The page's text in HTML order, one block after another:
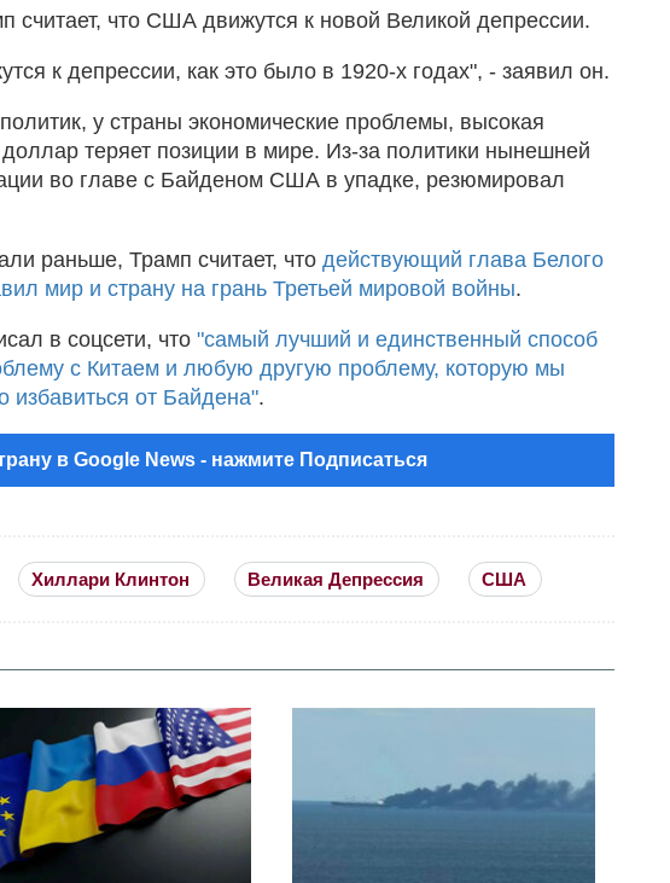
считает, что США движутся к новой Великой депрессии.
к депрессии, как это было в 1920-х годах", - заявил он.
у страны экономические проблемы, высокая
теряет позиции в мире. Из-за политики нынешней
во главе с Байденом США в упадке, резюмировал
раньше, Трамп считает, что действующий глава Белого
мир и страну на грань Третьей мировой войны.
в соцсети, что "самый лучший и единственный способ
с Китаем и любую другую проблему, которую мы
избавиться от Байдена".
в Google News - нажмите Подписаться
Хиллари Клинтон Великая Депрессия США